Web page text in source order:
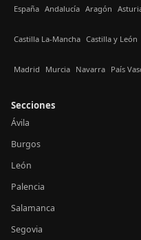
España Andalucía Aragón
Castilla La-Mancha Castilla y León
Madrid Murcia Navarra País
Secciones
Ávila
Burgos
León
Palencia
Salamanca
Segovia